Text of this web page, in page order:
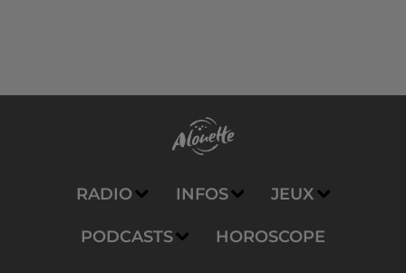
RADIO INFOS JEUX
PODCASTS HOROSCOPE